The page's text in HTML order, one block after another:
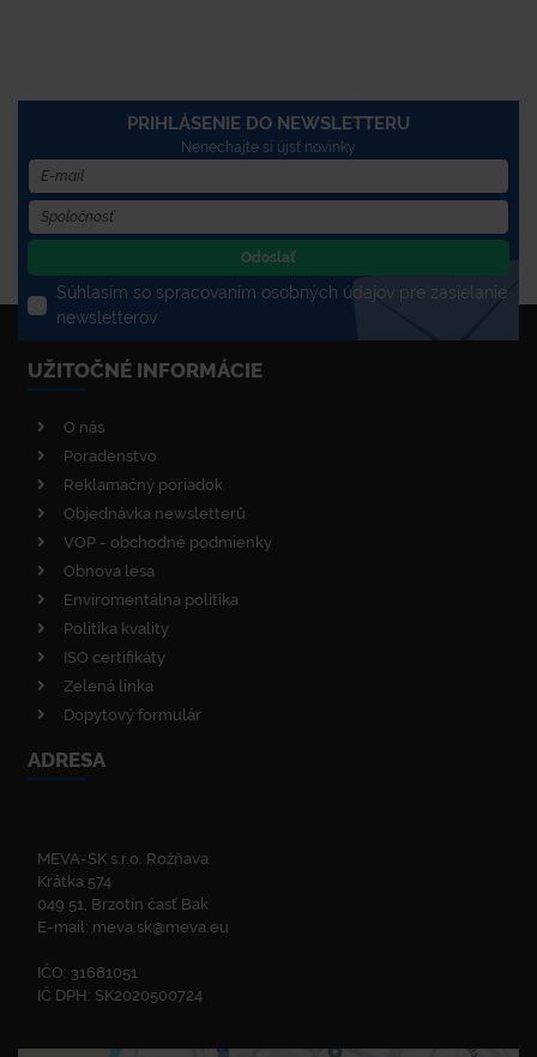
PRIHLÁSENIE DO NEWSLETTERU
Nenechajte si újsť novinky
Odoslať
Súhlasím so spracovaním osobných údajov pre zasielanie
newsletterov
UŽITOČNÉ INFORMÁCIE
O nás
Poradenstvo
Reklamačný poriadok
Objednávka newsletterů
VOP - obchodné podmienky
Obnova lesa
Enviromentálna politika
Politika kvality
ISO certifikáty
Zelená linka
Dopytový formulár
ADRESA
MEVA-SK s.r.o. Rožňava
Krátka 574
049 51, Brzotín časť Bak
E-mail: meva.sk@meva.eu
IČO: 31681051
IČ DPH: SK2020500724